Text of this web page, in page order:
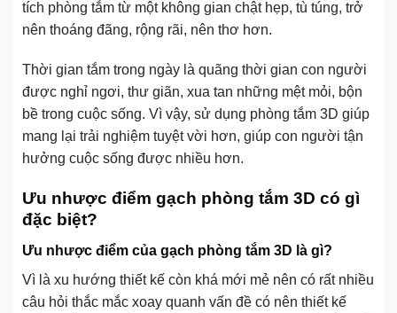
tích phòng tắm từ một không gian chật hẹp, tù túng, trở
nên thoáng đãng, rộng rãi, nên thơ hơn.
Thời gian tắm trong ngày là quãng thời gian con người
được nghỉ ngơi, thư giãn, xua tan những mệt mỏi, bộn
bề trong cuộc sống. Vì vậy, sử dụng phòng tắm 3D giúp
mang lại trải nghiệm tuyệt vời hơn, giúp con người tận
hưởng cuộc sống được nhiều hơn.
Ưu nhược điểm gạch phòng tắm 3D có gì
đặc biệt?
Ưu nhược điểm của gạch phòng tắm 3D là gì?
Vì là xu hướng thiết kế còn khá mới mẻ nên có rất nhiều
câu hỏi thắc mắc xoay quanh vấn đề có nên thiết kế